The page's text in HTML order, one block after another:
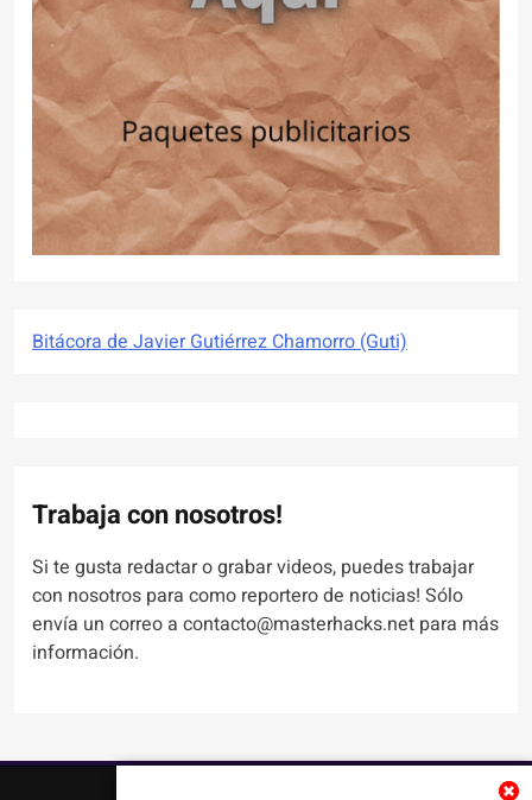
Bitácora de Javier Gutiérrez Chamorro (Guti)
Trabaja con nosotros!
Si te gusta redactar o grabar videos, puedes trabajar
con nosotros para como reportero de noticias! Sólo
envía un correo a contacto@masterhacks.net para más
información.